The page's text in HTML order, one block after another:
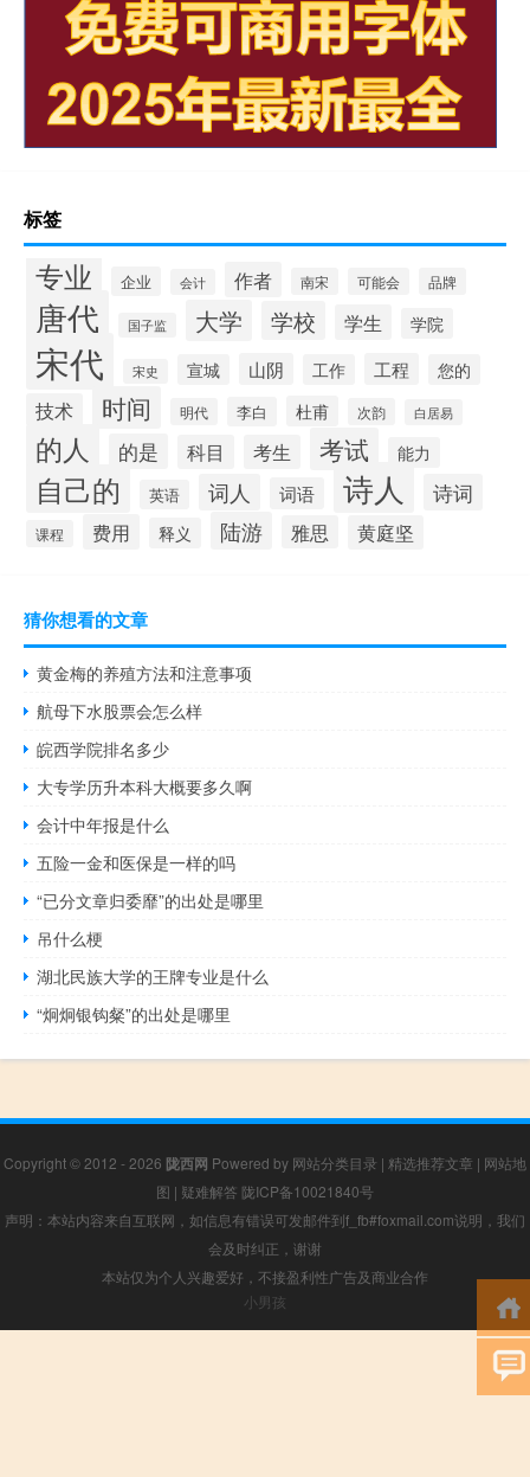
标签
专业 企业 会计 作者 南宋 可能会 品牌
唐代 国子监 大学 学校 学生 学院
宋代 宋史 宣城 山阴 工作 工程 您的
技术 时间 明代 李白 杜甫 次韵 白居易
的人 的是 科目 考生 考试 能力
自己的 英语 词人 词语 诗人 诗词
课程 费用 释义 陆游 雅思 黄庭坚
猜你想看的文章
黄金梅的养殖方法和注意事项
航母下水股票会怎么样
皖西学院排名多少
大专学历升本科大概要多久啊
会计中年报是什么
五险一金和医保是一样的吗
“已分文章归委靡”的出处是哪里
吊什么梗
湖北民族大学的王牌专业是什么
“炯炯银钩粲”的出处是哪里
Copyright © 2012 - 2026 陇西网 Powered by 网站分类目录 | 精选推荐文章 | 网站地
图 | 疑难解答 陇ICP备10021840号
声明：本站内容来自互联网，如信息有错误可发邮件到f_fb#foxmail.com说明，我们
会及时纠正，谢谢
本站仅为个人兴趣爱好，不接盈利性广告及商业合作
小男孩